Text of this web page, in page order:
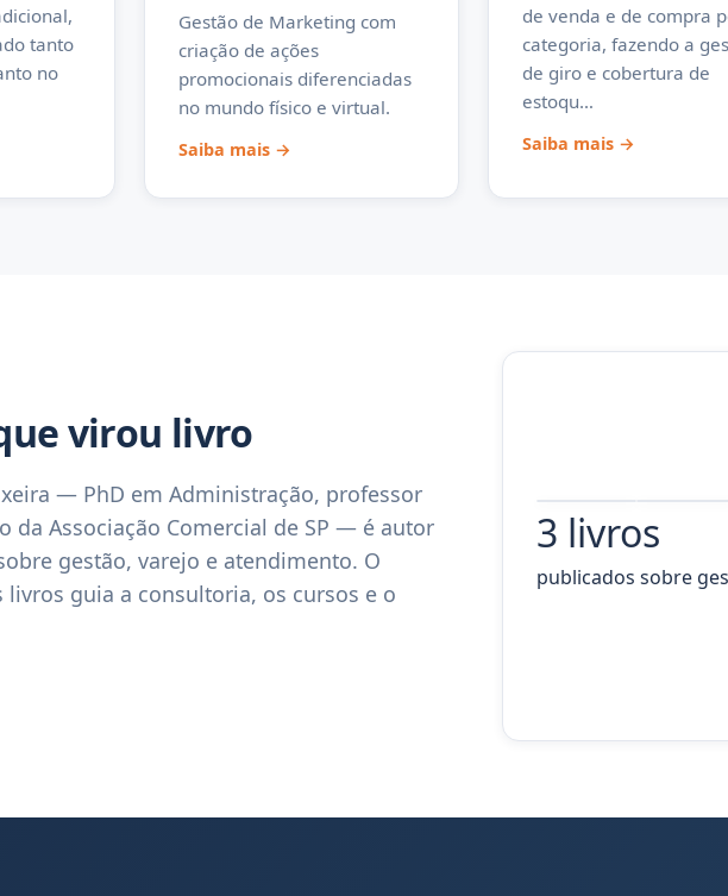
tanto
no
Gestão de Marketing com
criação de ações
promocionais diferenciadas
no mundo físico e virtual.
Saiba mais →
de venda e de compra
categoria, fazendo a
de giro e cobertura de
estoqu…
Saiba mais →
virou livro
— PhD em Administração, professor
da Associação Comercial de SP — é autor
gestão, varejo e atendimento. O
guia a consultoria, os cursos e o
Gestão
Estratégica
de
em
Atendimento
3 livros
publicados sobre